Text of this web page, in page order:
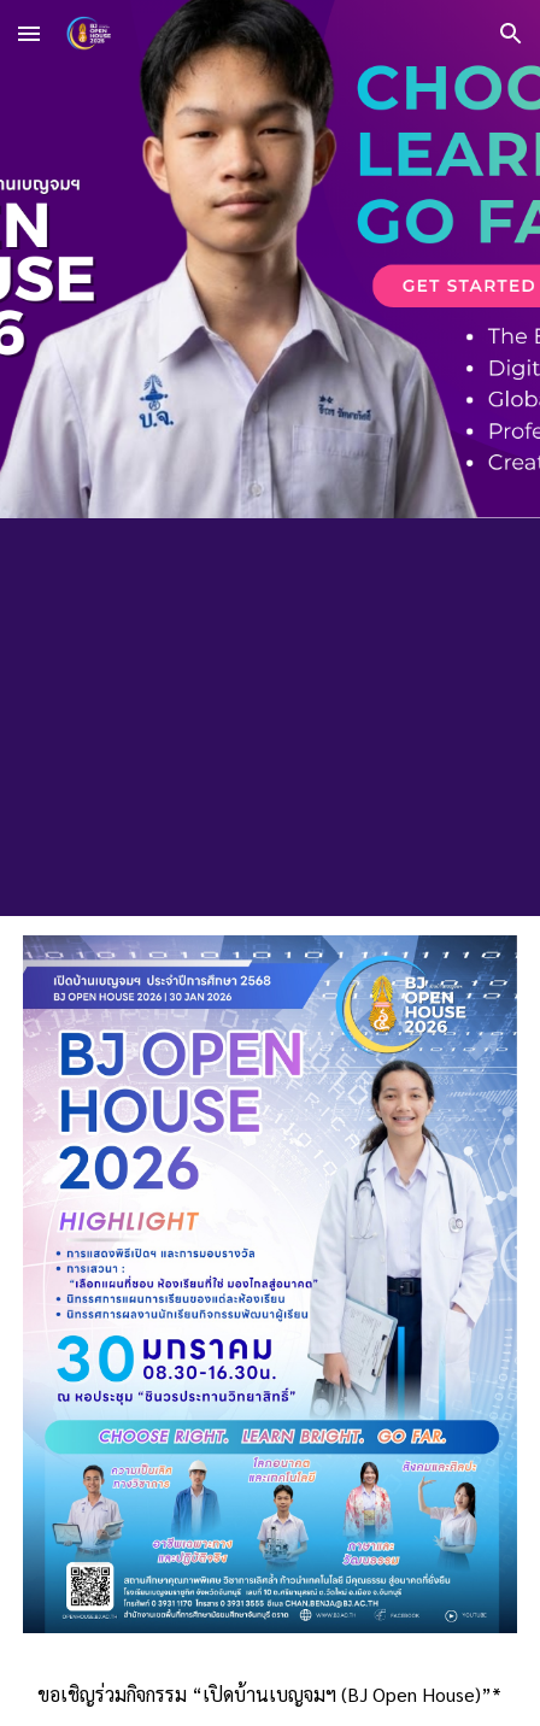
Skip to main content Skip to navigation
ขอเชิญร่วมกิจกรรม “เปิดบ้านเบญจมฯ (BJ Open House)”*